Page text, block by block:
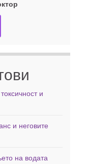
и
и неговите
на водата